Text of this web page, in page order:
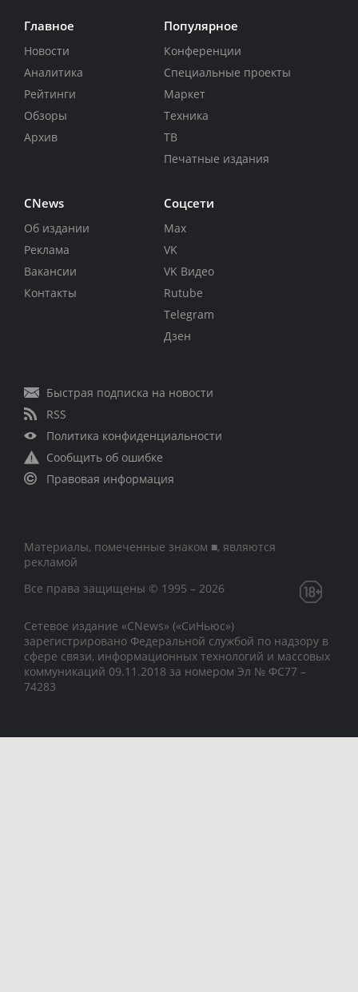
Главное
Новости
Аналитика
Рейтинги
Обзоры
Архив
Популярное
Конференции
Специальные проекты
Маркет
Техника
ТВ
Печатные издания
CNews
Об издании
Реклама
Вакансии
Контакты
Соцсети
Max
VK
VK Видео
Rutube
Telegram
Дзен
Быстрая подписка на новости
RSS
Политика конфиденциальности
Сообщить об ошибке
Правовая информация
Материалы, помеченные знаком ■, являются
рекламой
Все права защищены © 1995 – 2026
Сетевое издание «CNews» («СиНьюс»)
зарегистрировано Федеральной службой по надзору в
сфере связи, информационных технологий и массовых
коммуникаций 09.11.2018 за номером Эл № ФС77 –
74283